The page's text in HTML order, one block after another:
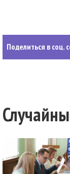
Поделиться в соц.